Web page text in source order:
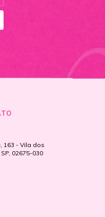
163 - Vila dos
02675-030